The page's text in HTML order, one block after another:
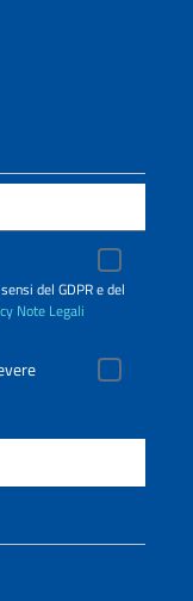
del GDPR e del
Note Legali